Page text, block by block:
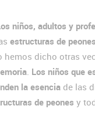
niños, adultos y
estructuras de
hemos dicho otras
. Los niños que
la esencia de las
de peones y